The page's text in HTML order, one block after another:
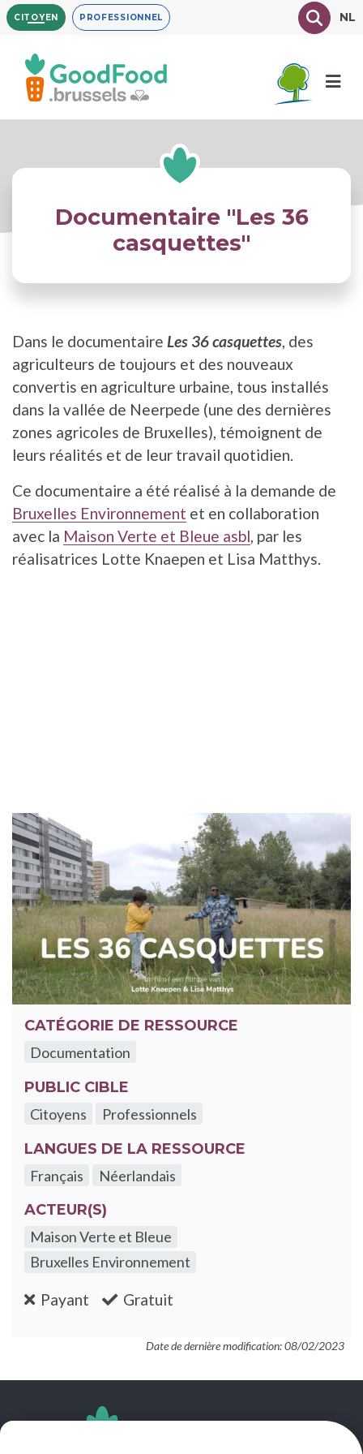
Aller
au
contenu
principal
CITOYEN PROFESSIONNEL TexteNL
Documentaire "Les 36
casquettes"
Dans le documentaire Les 36 casquettes, des
agriculteurs de toujours et des nouveaux
convertis en agriculture urbaine, tous installés
dans la vallée de Neerpede (une des dernières
zones agricoles de Bruxelles), témoignent de
leurs réalités et de leur travail quotidien.
Ce documentaire a été réalisé à la demande de
Bruxelles Environnement et en collaboration
avec la Maison Verte et Bleue asbl, par les
réalisatrices Lotte Knaepen et Lisa Matthys.
CATÉGORIE DE RESSOURCE
Documentation
PUBLIC CIBLE
Citoyens
Professionnels
LANGUES DE LA RESSOURCE
Français
Néerlandais
ACTEUR(S)
Maison Verte et Bleue
Bruxelles Environnement
Payant :non Gratuit
Date de dernière modification: 08/02/2023